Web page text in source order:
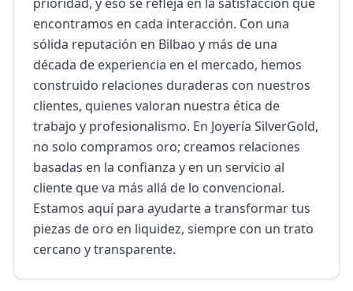
encontramos en cada interacción. Con una
sólida reputación en Bilbao y más de una
década de experiencia en el mercado, hemos
construido relaciones duraderas con nuestros
clientes, quienes valoran nuestra ética de
trabajo y profesionalismo. En Joyería SilverGold,
no solo compramos oro; creamos relaciones
basadas en la confianza y en un servicio al
cliente que va más allá de lo convencional.
Estamos aquí para ayudarte a transformar tus
piezas de oro en liquidez, siempre con un trato
cercano y transparente.